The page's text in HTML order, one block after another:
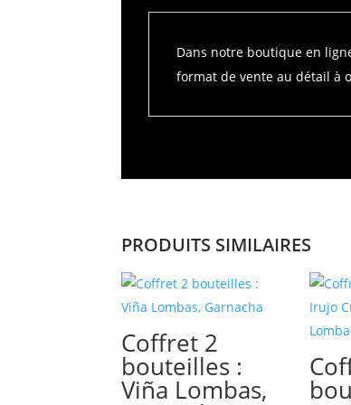
Dans notre boutique en
format de vente au détail à
PRODUITS SIMILAIRES
Coffret 2
bouteilles :
Viña Lombas,